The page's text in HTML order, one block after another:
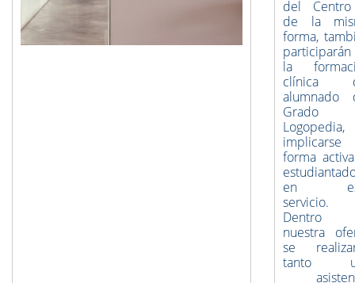
del
de la
forma,
la
clínica
alumnado
Grado
implicarse
forma
en
servicio.
Dentro
nuestra
se
tanto